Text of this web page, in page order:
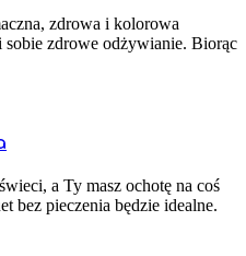
zdrowa i kolorowa
zdrowe odżywianie. Biorąc
a Ty masz ochotę na coś
bez pieczenia będzie idealne.